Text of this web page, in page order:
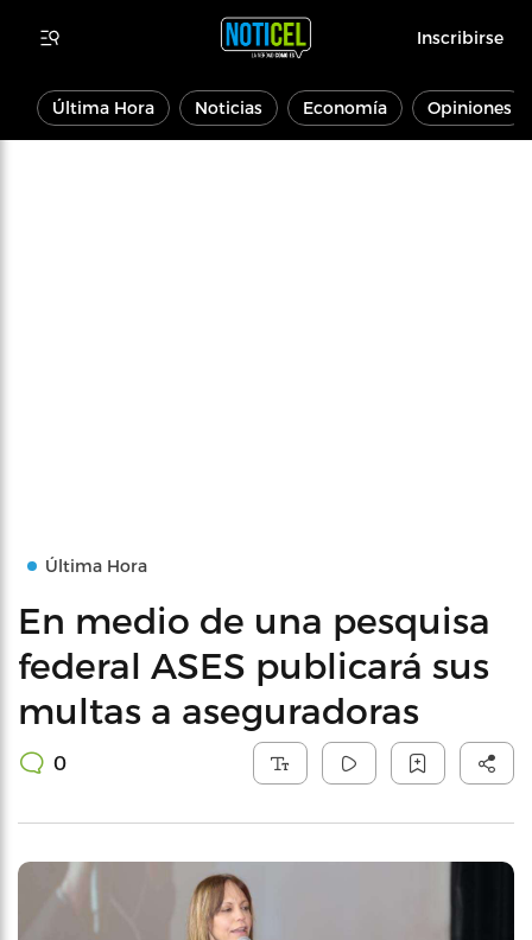
Inscribirse
Última Hora Noticias Economía Opiniones
Última Hora
En medio de una pesquisa
federal ASES publicará sus
multas a aseguradoras
0